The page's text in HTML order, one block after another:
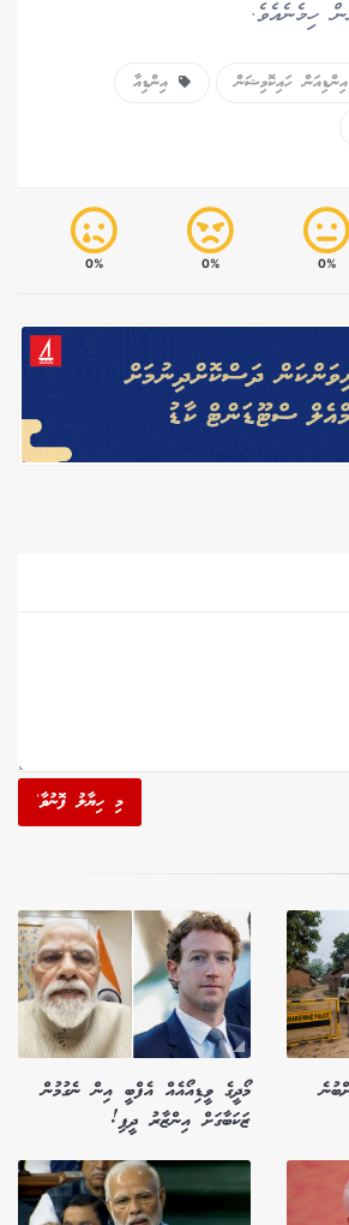
ހިމެނެއެވެ.
އިންޑިއަން ހައިކޮމިޝަން
އިންޑިއާ
0%
0%
0%
މި ހިޔާލު ފޮނުވާ'
މޯދީގެ ވީޑިއޯއެއް އެފްބީ އިން ނެގުމުން
ޒަކަބާގަށް އިންޒާރު ދީފި!